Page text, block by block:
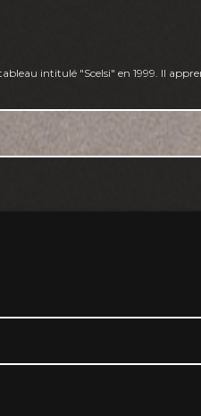
intitulé "Scelsi" en 1999. Il